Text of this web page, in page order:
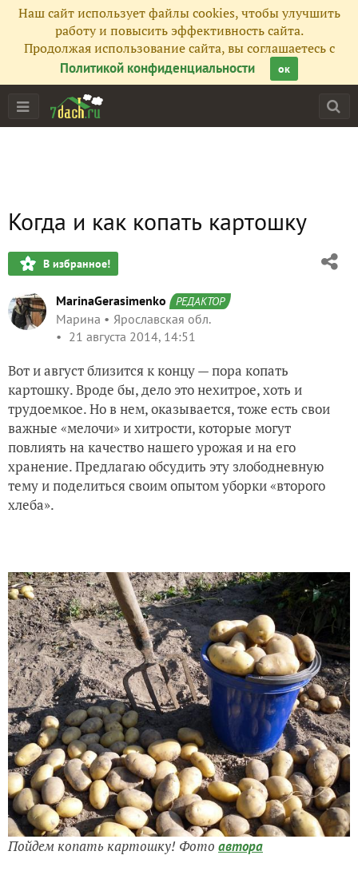
Наш сайт использует файлы cookies, чтобы улучшить
работу и повысить эффективность сайта.
Продолжая использование сайта, вы соглашаетесь с
Политикой конфиденциальности
ок
Когда и как копать картошку
В избранное!
MarinaGerasimenko РЕДАКТОР
Марина
Ярославская обл.
21 августа 2014, 14:51
Вот и август близится к концу — пора копать
картошку. Вроде бы, дело это нехитрое, хоть и
трудоемкое. Но в нем, оказывается, тоже есть свои
важные «мелочи» и хитрости, которые могут
повлиять на качество нашего урожая и на его
хранение. Предлагаю обсудить эту злободневную
тему и поделиться своим опытом уборки «второго
хлеба».
Пойдем копать картошку! Фото автора